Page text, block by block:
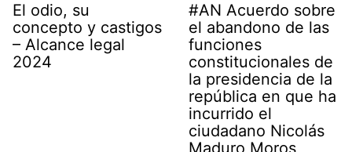
El odio, su
concepto y castigos
– Alcance legal
2024
#AN Acuerdo sobre
el abandono de las
funciones
constitucionales de
la presidencia de la
república en que ha
incurrido el
ciudadano Nicolás
Maduro Moros